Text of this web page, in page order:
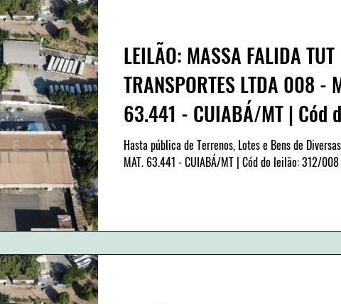
LEILÃO: MASSA FALIDA TUT
TRANSPORTES LTDA 008 -
63.441 - CUIABÁ/MT | Cód
31
Hasta pública de Terrenos, Lotes e Bens de
MAT. 63.441 - CUIABÁ/MT | Cód do leilão: 312/008